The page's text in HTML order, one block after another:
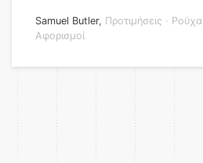
Samuel Butler, Προτιμήσεις · Ρούχα
Αφορισμοί